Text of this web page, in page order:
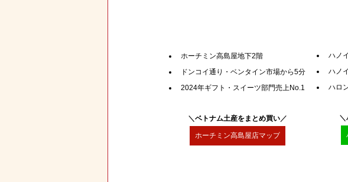
ホーチミン高島屋地下2階
ドンコイ通り・ベンタイン市場から5分
2024年ギフト・スイーツ部門売上No.1
＼ベトナム土産をまとめ買い／
ホーチミン高島屋店マップ
ハノ
ハノ
ハロ
＼